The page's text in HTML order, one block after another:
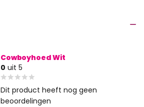
Cowboyhoed Wit
0 uit 5
Dit product heeft nog geen
beoordelingen